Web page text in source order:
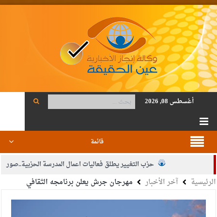
أغسطس 08, 2026
قائمة
حزب التغيير يطلق فعاليات اعمال المدرسة الحزبية..صور
الجيش يفتح باب التجنيد لحملة البكالوريوس في الحقوق والقانون
بيان اجتماع عمّان:دعم الوصاية الهاشمية التاريخية على المقدسات
الرئيسية آخر الأخبار مهرجان جرش يعلن برنامجه الثقافي